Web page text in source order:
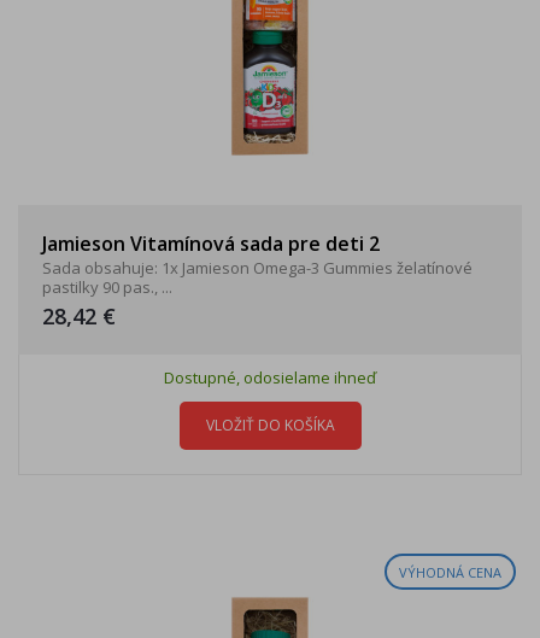
Jamieson Vitamínová sada pre deti 2
Sada obsahuje: 1x Jamieson Omega-3 Gummies želatínové
pastilky 90 pas., ...
28,42 €
Dostupné, odosielame ihneď
VLOŽIŤ DO KOŠÍKA
VÝHODNÁ CENA